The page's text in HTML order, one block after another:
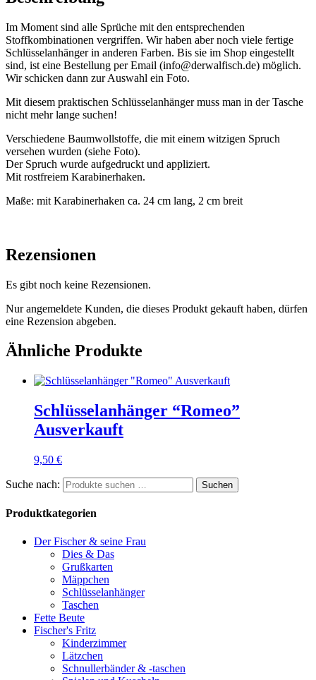
Im Moment sind alle Sprüche mit den entsprechenden
Stoffkombinationen vergriffen. Wir haben aber noch viele fertige
Schlüsselanhänger in anderen Farben. Bis sie im Shop eingestellt
sind, ist eine Bestellung per Email (info@derwalfisch.de) möglich.
Wir schicken dann zur Auswahl ein Foto.
Mit diesem praktischen Schlüsselanhänger muss man in der Tasche
nicht mehr lange suchen!
Verschiedene Baumwollstoffe, die mit einem witzigen Spruch
versehen wurden (siehe Foto).
Der Spruch wurde aufgedruckt und appliziert.
Mit rostfreiem Karabinerhaken.
Maße: mit Karabinerhaken ca. 24 cm lang, 2 cm breit
Rezensionen
Es gibt noch keine Rezensionen.
Nur angemeldete Kunden, die dieses Produkt gekauft haben, dürfen
eine Rezension abgeben.
Ähnliche Produkte
Schlüsselanhänger “Romeo”
Ausverkauft
9,50 €
Suche nach: Suchen
Produktkategorien
Der Fischer & seine Frau
Dies & Das
Grußkarten
Mäppchen
Schlüsselanhänger
Taschen
Fette Beute
Fischer's Fritz
Kinderzimmer
Lätzchen
Schnullerbänder & -taschen